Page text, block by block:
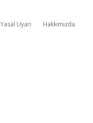
Yasal Uyarı Hakkımızda